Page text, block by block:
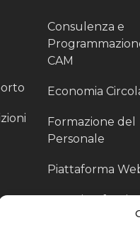
Consulenza e
CAM
Economia
Formazione del
Personale
Piattaforma
Scouting